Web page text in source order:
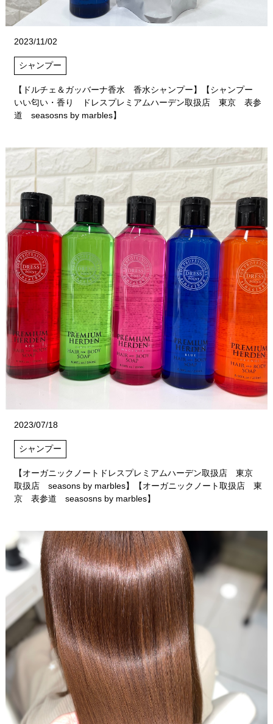
2023/11/02
シャンプー
【ドルチェ＆ガッバーナ香水 香水シャンプー】【シャンプー
いい匂い・香り ドレスプレミアムハーデン取扱店 東京 表参
道 seasosns by marbles】
2023/07/18
シャンプー
【オーガニックノートドレスプレミアムハーデン取扱店 東京
取扱店 seasons by marbles】【オーガニックノート取扱店 東
京 表参道 seasosns by marbles】